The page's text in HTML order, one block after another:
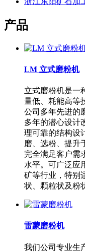
产品
LM 立式磨粉机
立式磨粉机是一
量低、耗能高等
公司多年先进的
多年的潜心设计
理可靠的结构设
磨、选粉、提升
完全满足客户需
水平。可广泛应
矿等行业，特别
状、颗粒状及粉
雷蒙磨粉机
我们公司专业生